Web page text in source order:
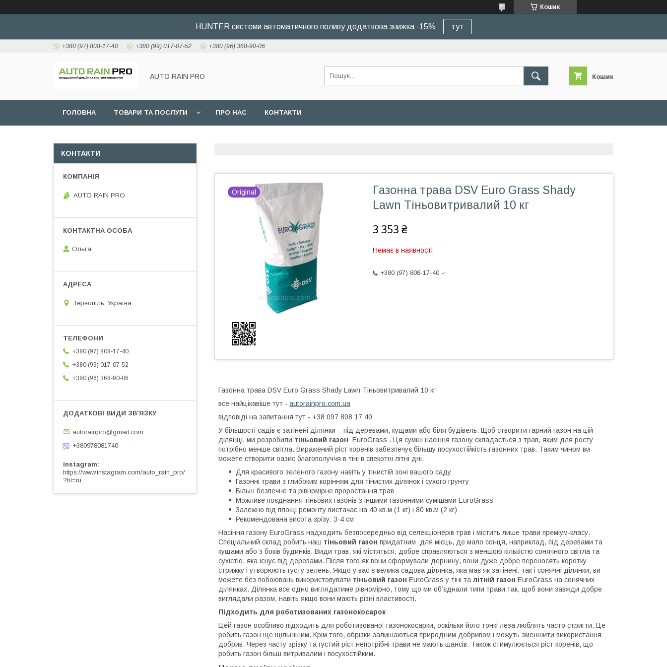
Кошик
HUNTER системи автоматичного поливу додаткова знижка -15% тут
+380 (97) 808-17-40 +380 (99) 017-07-52 +380 (96) 368-90-06
AUTO RAIN PRO Кошик
ГОЛОВНА ТОВАРИ ТА ПОСЛУГИ ПРО НАС КОНТАКТИ
Original
Газонна трава DSV Euro Grass Shady
Lawn Тіньовитривалий 10 кг
3 353 ₴
Немає в наявності
+380 (97) 808-17-40
Газонна трава DSV Euro Grass Shady Lawn Тіньовитривалий 10 кг
все найцікавіше тут - autorainpro.com.ua
відповіді на запитання тут - +38 097 808 17 40
У більшості садів є затінені ділянки – під деревами, кущами або біля будівель. Щоб створити гарний газон на цій
ділянці, ми розробили тіньовий газон EuroGrass . Ця суміш насіння газону складається з трав, яким для росту
потрібно менше світла. Виражений ріст коренів забезпечує більшу посухостійкість газонних трав. Таким чином ви
можете створити оазис благополуччя в тіні в спекотні літні дні.
Для красивого зеленого газону навіть у тінистій зоні вашого саду
Газонні трави з глибоким корінням для тінистих ділянок і сухого грунту
Більш безпечне та рівномірне проростання трав
Можливе поєднання тіньових газонів з іншими газонними сумішами EuroGrass
Залежно від площі ремонту вистачає на 40 кв.м (1 кг) і 80 кв.м (2 кг)
Рекомендована висота зрізу: 3-4 см
Насіння газону EuroGrass надходить безпосередньо від селекціонерів трав і містить лише трави преміум-класу.
Спеціальний склад робить наш тіньовий газон придатним для місць, де мало сонця, наприклад, під деревами та
кущами або з боків будинків. Види трав, які містяться, добре справляються з меншою кількістю сонячного світла та
сухістю, яка існує під деревами. Після того як вони сформували дернину, вони дуже добре переносять коротку
стрижку і утворюють густу зелень. Якщо у вас є велика садова ділянка, яка має як затінені, так і сонячні ділянки, ви
можете без побоювань використовувати тіньовий газон EuroGrass у тіні та літній газон EuroGrass на сонячних
ділянках. Ділянка все одно виглядатиме рівномірно, тому що ми об’єднали типи трави так, щоб вони завжди добре
виглядали разом, навіть якщо вони мають різні властивості.
Підходить для роботизованих газонокосарок
Цей газон особливо підходить для роботизованої газонокосарки, оскільки його тонкі леза люблять часто стригти. Це
робить газон ще щільнішим. Крім того, обрізки залишаються природним добривом і можуть зменшити використання
добрив. Через часту зрізку та густий ріст непотрібні трави не мають шансів. Також стимулюється ріст коренів, що
робить газон більш витривалим і посухостійким.
КОНТАКТИ
AUTO RAIN PRO
Ольга
Тернопіль, Україна
+380 (97) 808-17-40
+380 (99) 017-07-52
+380 (96) 368-90-06
autorainpro@gmail.com
+380978081740
instagram
https://www.instagram.com/auto_rain_pro/
?hl=ru